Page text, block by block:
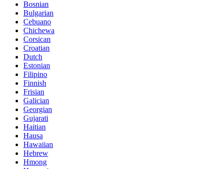
Bosnian
Bulgarian
Cebuano
Chichewa
Corsican
Croatian
Dutch
Estonian
Filipino
Finnish
Frisian
Galician
Georgian
Gujarati
Haitian
Hausa
Hawaiian
Hebrew
Hmong